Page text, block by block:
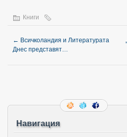
Книги
← Всичколандия и Литературата
Днес представят…
Навигация